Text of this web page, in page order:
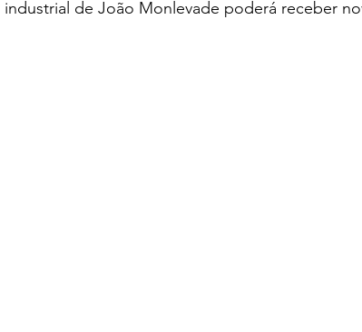
de João Monlevade poderá receber